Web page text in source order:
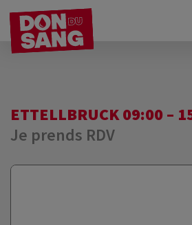
ETTELLBRUCK 09:00 –
Je prends RDV